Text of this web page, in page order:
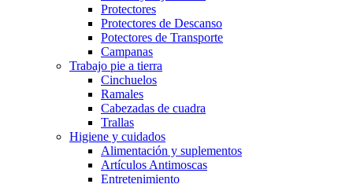
Protectores
Protectores de Descanso
Potectores de Transporte
Campanas
Trabajo pie a tierra
Cinchuelos
Ramales
Cabezadas de cuadra
Trallas
Higiene y cuidados
Alimentación y suplementos
Artículos Antimoscas
Entretenimiento